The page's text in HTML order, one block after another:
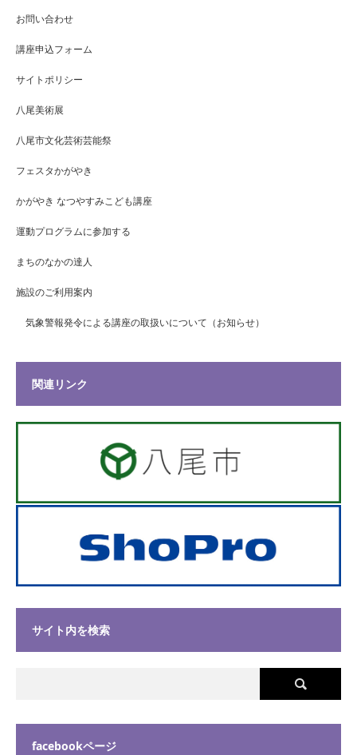
お問い合わせ
講座申込フォーム
サイトポリシー
八尾美術展
八尾市文化芸術芸能祭
フェスタかがやき
かがやき なつやすみこども講座
運動プログラムに参加する
まちのなかの達人
施設のご利用案内
気象警報発令による講座の取扱いについて（お知らせ）
関連リンク
サイト内を検索
facebookページ